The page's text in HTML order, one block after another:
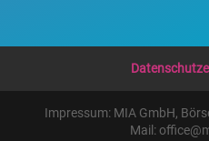
Impressum: MIA GmbH,
Mail: